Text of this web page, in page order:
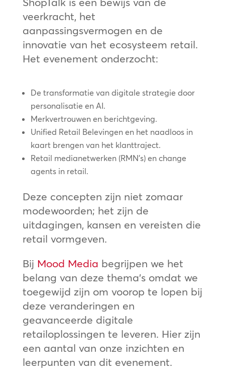
veerkracht, het
aanpassingsvermogen en de
innovatie van het ecosysteem retail.
Het evenement onderzocht:
De transformatie van digitale strategie door
personalisatie en AI.
Merkvertrouwen en berichtgeving.
Unified Retail Belevingen en het naadloos in
kaart brengen van het klanttraject.
Retail medianetwerken (RMN’s) en change
agents in retail.
Deze concepten zijn niet zomaar
modewoorden; het zijn de
uitdagingen, kansen en vereisten die
retail vormgeven.
Bij Mood Media begrijpen we het
belang van deze thema’s omdat we
toegewijd zijn om voorop te lopen bij
deze veranderingen en
geavanceerde digitale
retailoplossingen te leveren. Hier zijn
een aantal van onze inzichten en
leerpunten van dit evenement.